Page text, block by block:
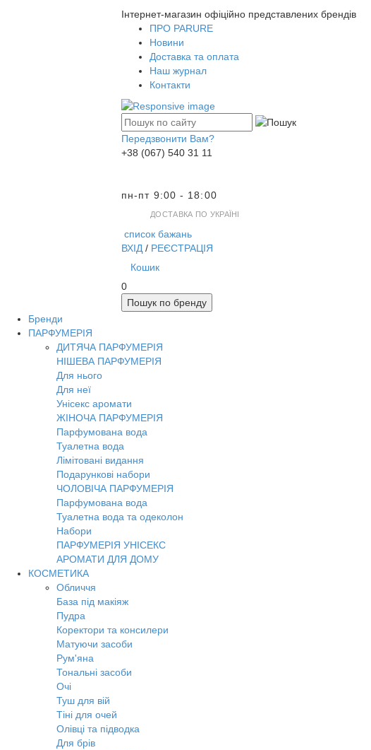
Інтернет-магазин офіційно представлених брендів
ПРО PARURE
Новини
Доставка та оплата
Наш журнал
Контакти
Передзвонити Вам?
+38 (067) 540 31 11
пн-пт 9:00 - 18:00
ДОСТАВКА ПО УКРАЇНІ
список бажань
ВХІД / РЕЄСТРАЦІЯ
Кошик
0
Пошук по бренду
Бренди
ПАРФУМЕРІЯ
ДИТЯЧА ПАРФУМЕРІЯ
НІШЕВА ПАРФУМЕРІЯ
Для нього
Для неї
Унісекс аромати
ЖІНОЧА ПАРФУМЕРІЯ
Парфумована вода
Туалетна вода
Лімітовані видання
Подарункові набори
ЧОЛОВІЧА ПАРФУМЕРІЯ
Парфумована вода
Туалетна вода та одеколон
Набори
ПАРФУМЕРІЯ УНІСЕКС
АРОМАТИ ДЛЯ ДОМУ
КОСМЕТИКА
Обличчя
База під макіяж
Пудра
Коректори та консилери
Матуючи засоби
Рум'яна
Тональні засоби
Очі
Туш для вій
Тіні для очей
Олівці та підводка
Для брів